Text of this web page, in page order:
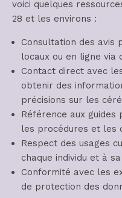
voici quelques
28 et les environs :
Consultation des avis
locaux ou en ligne via
Contact direct avec
obtenir des
précisions sur les
Référence aux
les procédures et les
Respect des usages
chaque individu et à
Conformité avec les
de protection des